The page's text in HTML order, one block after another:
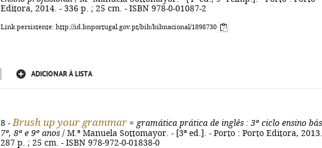
Editora, 2014. - 336 p. ; 25 cm. - ISBN 978-0-01087-2
Link persistente: http://id.bnportugal.gov.pt/bib/bibnacional/1898730
ADICIONAR À LISTA
8 - Brush up your grammar = gramática prática de inglês : 3º ciclo ensino
7º, 8º e 9º anos / M.ª Manuela Sottomayor. - [3ª ed.]. - Porto : Porto Editora,
287 p. ; 25 cm. - ISBN 978-972-0-01838-0